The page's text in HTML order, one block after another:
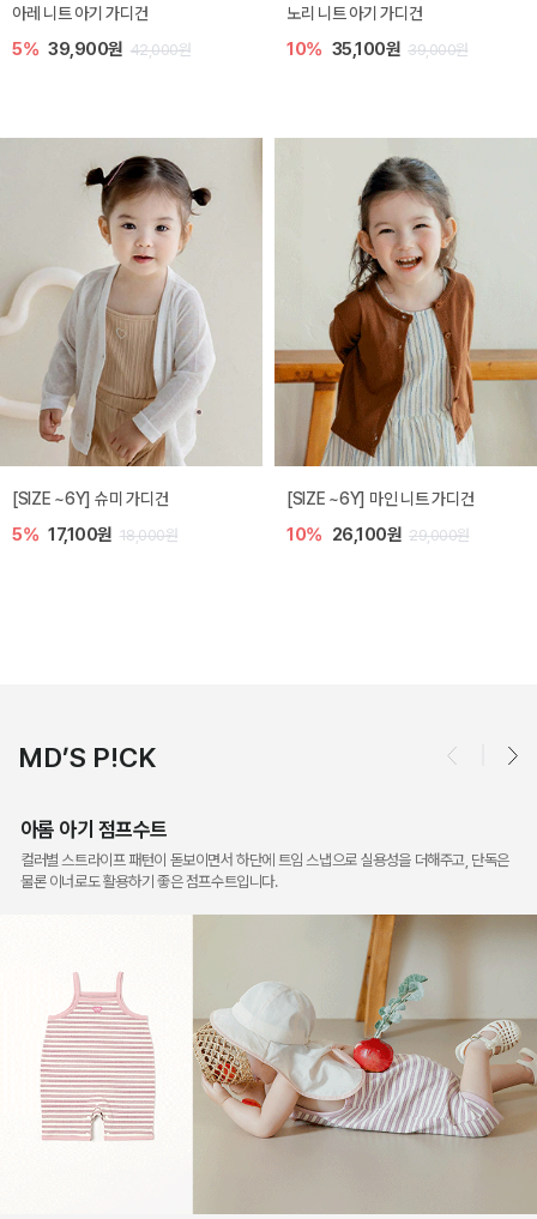
[SIZE ~6Y] 로메이 라운지 셋업
10% 23,400원 26,000원
밀라 아기 원피스
20% 27,200원 34,000원
밀라 아기 점프수트
10% 30,600원 34,000원
밀라 아기 셋업
20% 35,200원 44,000원
MD’S P!CK
아롬 아기 점프수트
컬러별 스트라이프 패턴이 돋보이면서 하단에 트임 스냅으로 실용성을 더해주고, 단독은
물론 이너로도 활용하기 좋은 점프수트입니다.